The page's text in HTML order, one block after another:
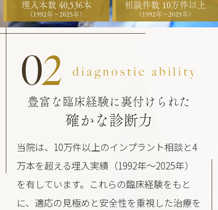
埋入本数 40,536本
（1992年〜2025年）
相談件数 10万件以上
（1992年〜2025年）
02 diagnostic ability
豊富な臨床経験に裏付けられた
確かな診断力
当院は、10万件以上のインプラント相談と4
万本を超える埋入実績（1992年〜2025年）
を有しています。これらの臨床経験をもと
に、適応の見極めと安全性を重視した治療を